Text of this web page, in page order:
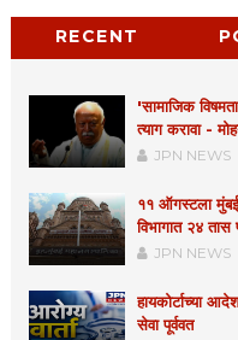
RECENT
'सामाजिक
त्याग करावा -
JPN NEWS
११ ऑगस्टला
विभागात २४ तास
JPN NEWS
हायकोर्टाच्या
सेवा पूर्ववत